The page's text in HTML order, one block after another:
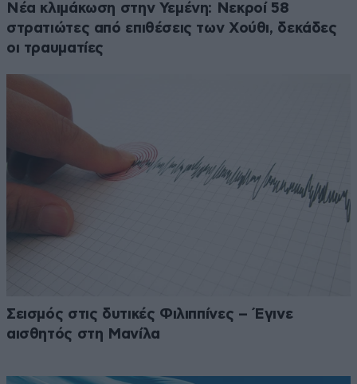
Νέα κλιμάκωση στην Υεμένη: Νεκροί 58
στρατιώτες από επιθέσεις των Χούθι, δεκάδες
οι τραυματίες
Σεισμός στις δυτικές Φιλιππίνες – Έγινε
αισθητός στη Μανίλα